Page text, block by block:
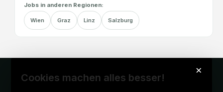
Jobs in anderen Regionen:
Wien Graz Linz Salzburg
×
Cookies machen alles besser!